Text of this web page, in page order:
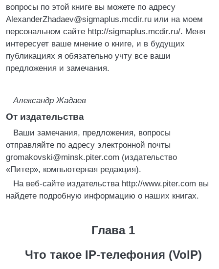
вопросы по этой книге вы можете по адресу
AlexanderZhadaev@sigmaplus.mcdir.ru или на моем
персональном сайте http://sigmaplus.mcdir.ru/. Меня
интересует ваше мнение о книге, и в будущих
публикациях я обязательно учту все ваши
предложения и замечания.
Александр Жадаев
От издательства
Ваши замечания, предложения, вопросы
отправляйте по адресу электронной почты
gromakovski@minsk.piter.com (издательство
«Питер», компьютерная редакция).
На веб-сайте издательства http://www.piter.com вы
найдете подробную информацию о наших книгах.
Глава 1
Что такое IP-телефония (VoIP)